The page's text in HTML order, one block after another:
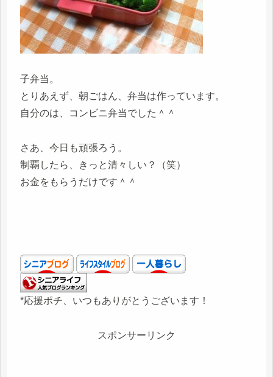
子弁当。
とりあえず、朝ごはん、弁当は作っています。
自分のは、コンビニ弁当でした＾＾
さあ、今日も頑張ろう。
制覇したら、きっと清々しい？（笑）
お金をもらうだけです＾＾
*応援ポチ、いつもありがとうございます！
スポンサーリンク